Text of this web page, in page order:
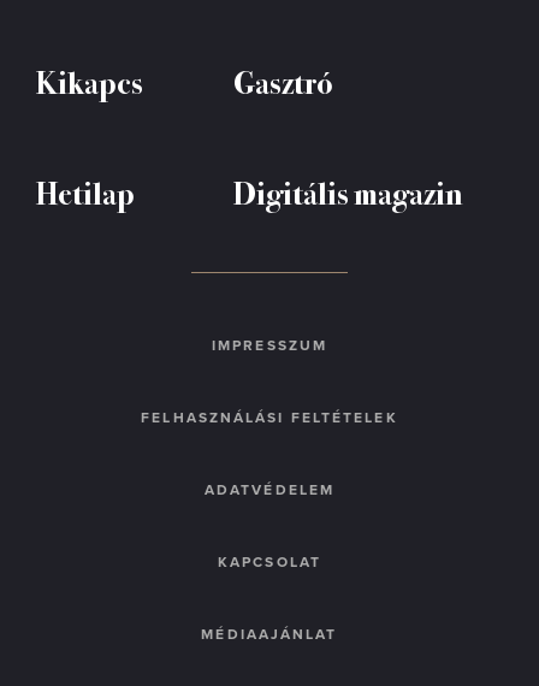
Kikapcs Gasztró
Hetilap Digitális magazin
IMPRESSZUM
FELHASZNÁLÁSI FELTÉTELEK
ADATVÉDELEM
KAPCSOLAT
MÉDIAAJÁNLAT